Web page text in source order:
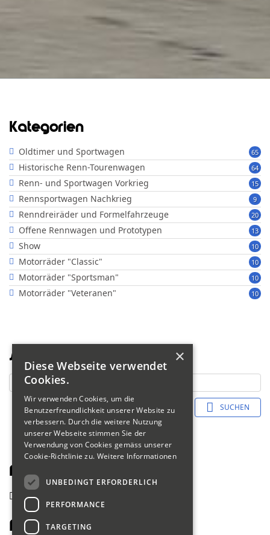
Kategorien
65
Oldtimer und Sportwagen
64
Historische Renn-Tourenwagen
15
Renn- und Sportwagen Vorkrieg
9
Rennsportwagen Nachkrieg
20
Renndreiräder und Formelfahrzeuge
13
Offene Rennwagen und Prototypen
10
Show
10
Motorräder "Classic"
10
Motorräder "Sportsman"
10
Motorräder "Veteranen"
Suche
SUCHEN
Fahrerliste 2018
zurück
Fauquex Eugen
×
Diese Webseite verwendet
Cookies.
Wir verwenden Cookies, um die
Benutzerfreundlichkeit unserer Website zu
verbessern. Durch die weitere Nutzung
unserer Webseite stimmen Sie der
Verwendung von Cookies gemäss unserer
Cookie-Richtlinie zu. Weitere Informationen
UNBEDINGT ERFORDERLICH
PERFORMANCE
TARGETING